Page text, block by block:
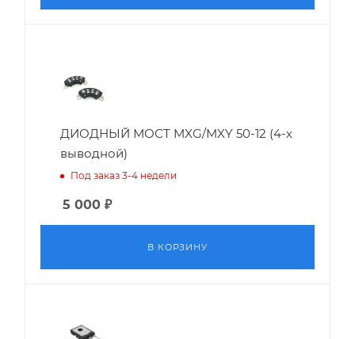
ДИОДНЫЙ МОСТ MXG/MXY 50-12 (4-х
выводной)
Под заказ 3-4 недели
5 000 ₽
В КОРЗИНУ